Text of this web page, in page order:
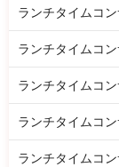
ランチタイムコ
ランチタイムコ
ランチタイムコ
ランチタイムコ
ランチタイムコ